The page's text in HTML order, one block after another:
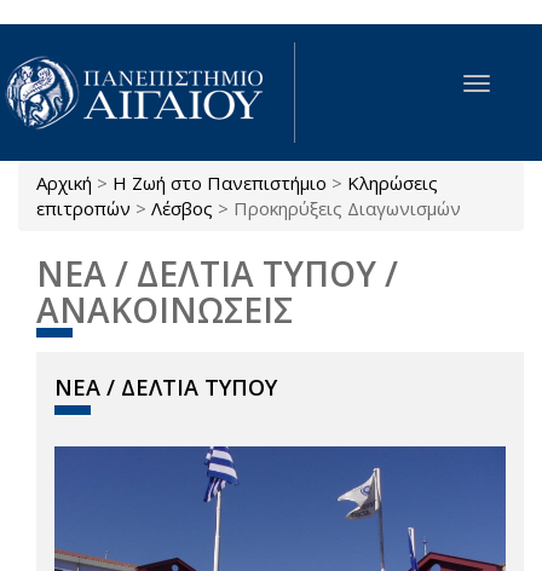
Παράκαμψη προς το κυρίως περιεχόμενο
Toggle
Είστε εδώ
Αρχική > Η Ζωή στο Πανεπιστήμιο > Κληρώσεις
επιτροπών > Λέσβος > Προκηρύξεις Διαγωνισμών
ΝΕΑ / ΔΕΛΤΙΑ ΤΥΠΟΥ /
ΑΝΑΚΟΙΝΩΣΕΙΣ
ΝΕΑ / ΔΕΛΤΙΑ ΤΥΠΟΥ